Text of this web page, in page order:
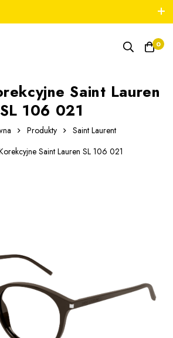
0
Saint Lauren
SL 106 021
Produkty
Saint Laurent
Saint Lauren SL 106 021